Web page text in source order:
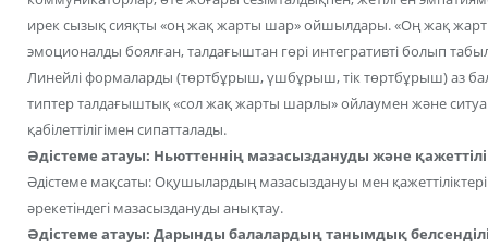
ирек сызық сияқты «оң жақ жарты шар» ойшылдары. «Оң жақ
эмоционалды боялған, талдағыштан гөрі интегративті болып
Линейлі формаларды (төртбұрыш, үшбұрыш, тік төртбұрыш) аз
типтер талдағыштық «сол жақ жарты шарлы» ойлаумен және
қабілеттілігімен сипатталады.
Әдістеме атауы: Ньюттеннің мазасыздануды және
Әдістеме мақсаты: Оқушылардың мазасыздануы мен
әрекетіндегі мазасыздануды анықтау.
Әдістеме атауы: Дарынды балалардың танымдық